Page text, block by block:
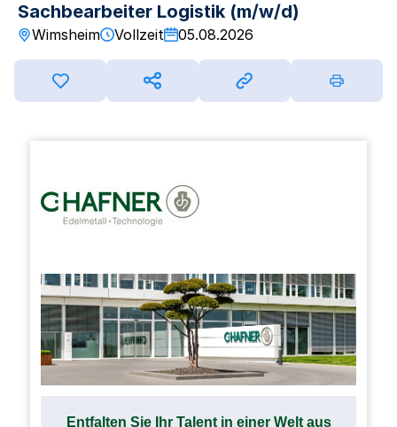
Sachbearbeiter Logistik (m/w/d)
Wimsheim Vollzeit 05.08.2026